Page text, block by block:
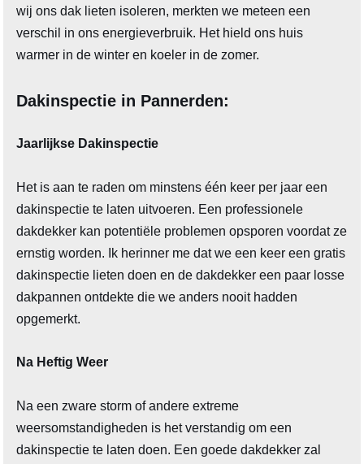
wij ons dak lieten isoleren, merkten we meteen een
verschil in ons energieverbruik. Het hield ons huis
warmer in de winter en koeler in de zomer.
Dakinspectie in Pannerden:
Jaarlijkse Dakinspectie
Het is aan te raden om minstens één keer per jaar een
dakinspectie te laten uitvoeren. Een professionele
dakdekker kan potentiële problemen opsporen voordat ze
ernstig worden. Ik herinner me dat we een keer een gratis
dakinspectie lieten doen en de dakdekker een paar losse
dakpannen ontdekte die we anders nooit hadden
opgemerkt.
Na Heftig Weer
Na een zware storm of andere extreme
weersomstandigheden is het verstandig om een
dakinspectie te laten doen. Een goede dakdekker zal